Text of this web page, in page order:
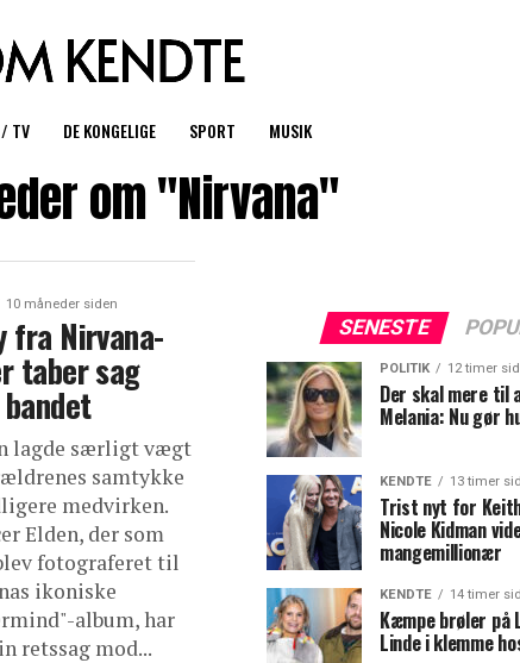
TV DE KONGELIGE SPORT MUSIK
om "Nirvana"
10 måneder siden
fra Nirvana-
taber sag
lagde særligt vægt
samtykke
medvirken.
Elden, der som
fotograferet til
ikoniske
album, har
retssag mod...
SENESTE
POLITIK 12 timer
Der skal mere til
Melania: Nu gør
KENDTE 13 timer
Trist nyt for
Nicole Kidman
mangemillionær
KENDTE 14 timer
Kæmpe brøler på
Linde i klemme